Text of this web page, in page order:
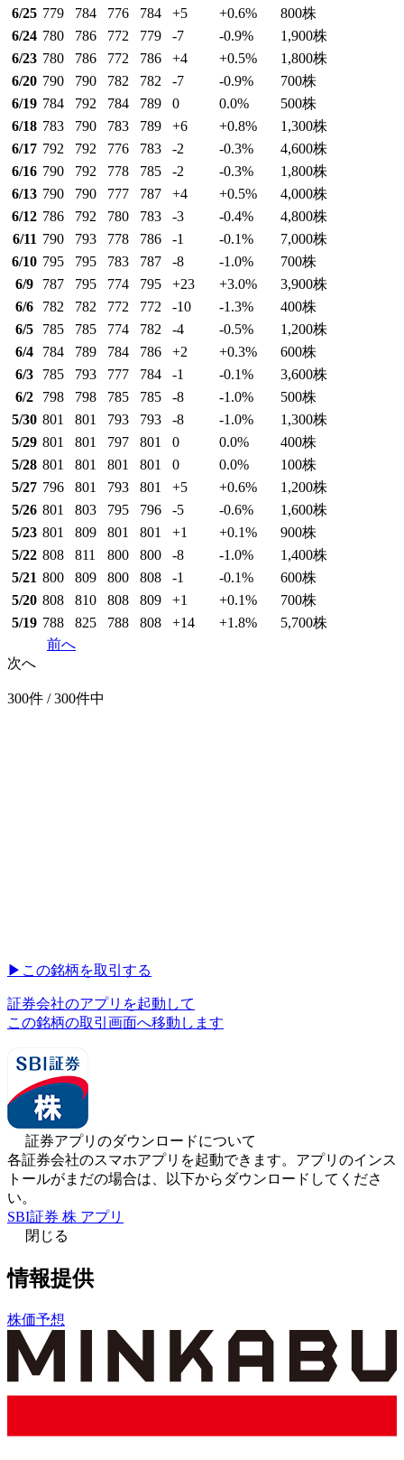
6/25 779 784 776 784 +5 +0.6% 800株
6/24 780 786 772 779 -7 -0.9% 1,900株
6/23 780 786 772 786 +4 +0.5% 1,800株
6/20 790 790 782 782 -7 -0.9% 700株
6/19 784 792 784 789 0 0.0% 500株
6/18 783 790 783 789 +6 +0.8% 1,300株
6/17 792 792 776 783 -2 -0.3% 4,600株
6/16 790 792 778 785 -2 -0.3% 1,800株
6/13 790 790 777 787 +4 +0.5% 4,000株
6/12 786 792 780 783 -3 -0.4% 4,800株
6/11 790 793 778 786 -1 -0.1% 7,000株
6/10 795 795 783 787 -8 -1.0% 700株
6/9
787 795 774 795 +23 +3.0% 3,900株
6/6
782 782 772 772 -10 -1.3% 400株
6/5
785 785 774 782 -4 -0.5% 1,200株
6/4
784 789 784 786 +2 +0.3% 600株
6/3
785 793 777 784 -1 -0.1% 3,600株
6/2
798 798 785 785 -8 -1.0% 500株
5/30 801 801 793 793 -8 -1.0% 1,300株
5/29 801 801 797 801 0 0.0% 400株
5/28 801 801 801 801 0 0.0% 100株
5/27 796 801 793 801 +5 +0.6% 1,200株
5/26 801 803 795 796 -5 -0.6% 1,600株
5/23 801 809 801 801 +1 +0.1% 900株
5/22 808 811 800 800 -8 -1.0% 1,400株
5/21 800 809 800 808 -1 -0.1% 600株
5/20 808 810 808 809 +1 +0.1% 700株
5/19 788 825 788 808 +14 +1.8% 5,700株
前へ
次へ
300件 / 300件中
▶︎ この銘柄を取引する
証券会社のアプリを起動して
この銘柄の取引画面へ移動します
証券アプリのダウンロードについて
各証券会社のスマホアプリを起動できます。アプリのインス
トールがまだの場合は、以下からダウンロードしてくださ
い。
SBI証券 株 アプリ
閉じる
情報提供
株価予想